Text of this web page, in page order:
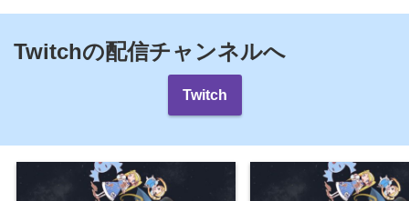
Twitchの配信チャンネルへ
Twitch